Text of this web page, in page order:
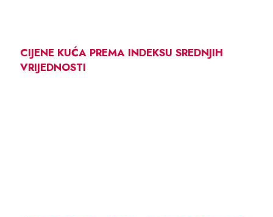
CIJENE KUĆA PREMA INDEKSU SREDNJIH
VRIJEDNOSTI